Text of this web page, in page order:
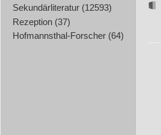
Sekundärliteratur (12593)
Rezeption (37)
Hofmannsthal-Forscher (64)